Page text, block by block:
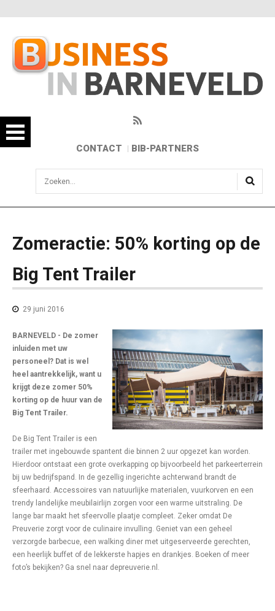
CONTACT BIB-PARTNERS
sisea.search
Zomeractie: 50% korting op de
Big Tent Trailer
29 juni 2016
BARNEVELD - De zomer
inluiden met uw
personeel? Dat is wel
heel aantrekkelijk, want u
krijgt deze zomer 50%
korting op de huur van de
Big Tent Trailer.
De Big Tent Trailer is een
trailer met ingebouwde spantent die binnen 2 uur opgezet kan worden.
Hierdoor ontstaat een grote overkapping op bijvoorbeeld het parkeerterrein
bij uw bedrijfspand. In de gezellig ingerichte achterwand brandt de
sfeerhaard. Accessoires van natuurlijke materialen, vuurkorven en een
trendy landelijke meubilairlijn zorgen voor een warme uitstraling. De
lange bar maakt het sfeervolle plaatje compleet. Zeker omdat De
Preuverie zorgt voor de culinaire invulling. Geniet van een geheel
verzorgde barbecue, een walking diner met uitgeserveerde gerechten,
een heerlijk buffet of de lekkerste hapjes en drankjes. Boeken of meer
foto’s bekijken? Ga snel naar depreuverie.nl.